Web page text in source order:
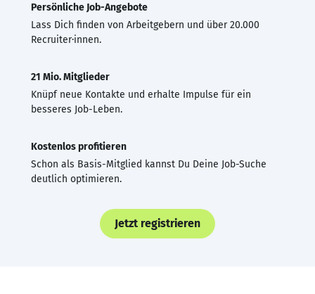
Persönliche Job-Angebote
Lass Dich finden von Arbeitgebern und über 20.000
Recruiter·innen.
21 Mio. Mitglieder
Knüpf neue Kontakte und erhalte Impulse für ein
besseres Job-Leben.
Kostenlos profitieren
Schon als Basis-Mitglied kannst Du Deine Job-Suche
deutlich optimieren.
Jetzt registrieren